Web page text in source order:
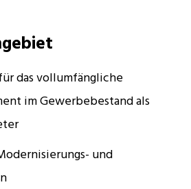
das vollumfängliche
im Gewerbebestand als
und